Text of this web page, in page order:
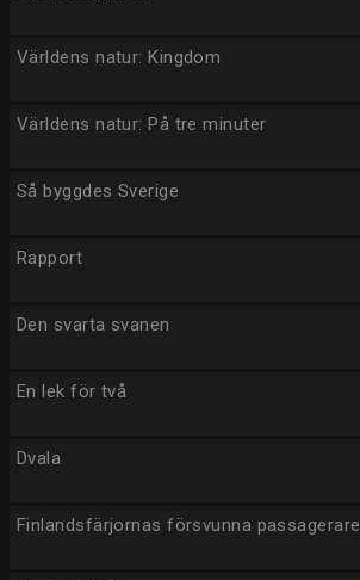
Världens natur: Kingdom
Världens natur: På tre minuter
Så byggdes Sverige
Rapport
Den svarta svanen
En lek för två
Dvala
Finlandsfärjornas försvunna passagerare